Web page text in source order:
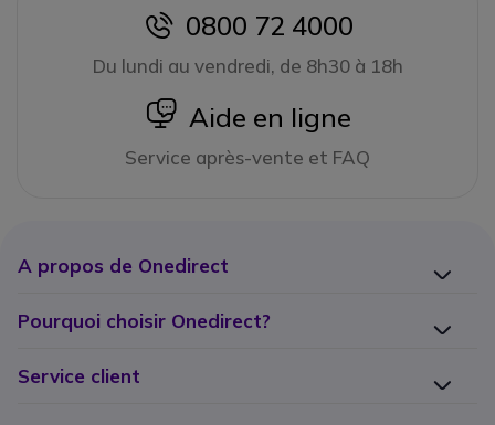
icon
0800 72 4000
Du lundi au vendredi, de 8h30 à 18h
icon
Aide en ligne
Service après-vente et FAQ
A propos de Onedirect
Pourquoi choisir Onedirect?
Service client